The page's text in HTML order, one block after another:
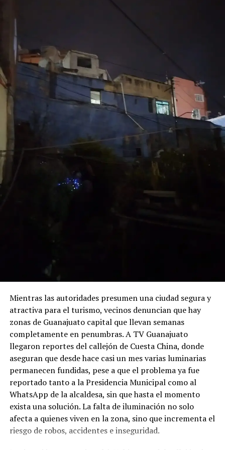
Mientras las autoridades presumen una ciudad segura y
atractiva para el turismo, vecinos denuncian que hay
zonas de Guanajuato capital que llevan semanas
completamente en penumbras. A TV Guanajuato
llegaron reportes del callejón de Cuesta China, donde
aseguran que desde hace casi un mes varias luminarias
permanecen fundidas, pese a que el problema ya fue
reportado tanto a la Presidencia Municipal como al
WhatsApp de la alcaldesa, sin que hasta el momento
exista una solución. La falta de iluminación no solo
afecta a quienes viven en la zona, sino que incrementa el
riesgo de robos, accidentes e inseguridad.